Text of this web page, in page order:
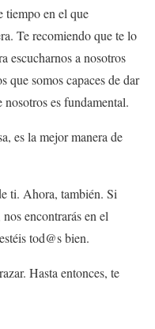
tiempo en el que
Te recomiendo que te lo
escucharnos a nosotros
que somos capaces de dar
es fundamental.
es la mejor manera de
ti. Ahora, también. Si
encontrarás en el
tod@s bien.
Hasta entonces, te